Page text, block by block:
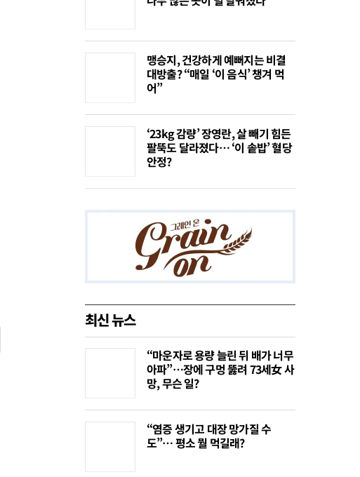
맹승지, 건강하게 예뻐지는 비결
대방출? “매일 ‘이 음식’ 챙겨 먹
어”
‘23kg 감량’ 장영란, 살 빼기 힘든
팔뚝도 달라졌다… ‘이 솥밥’ 혈당
안정?
최신 뉴스
“마운자로 용량 늘린 뒤 배가 너무
아파”…장에 구멍 뚫려 73세女 사
망, 무슨 일?
“염증 생기고 대장 망가질 수
도”… 평소 뭘 먹길래?